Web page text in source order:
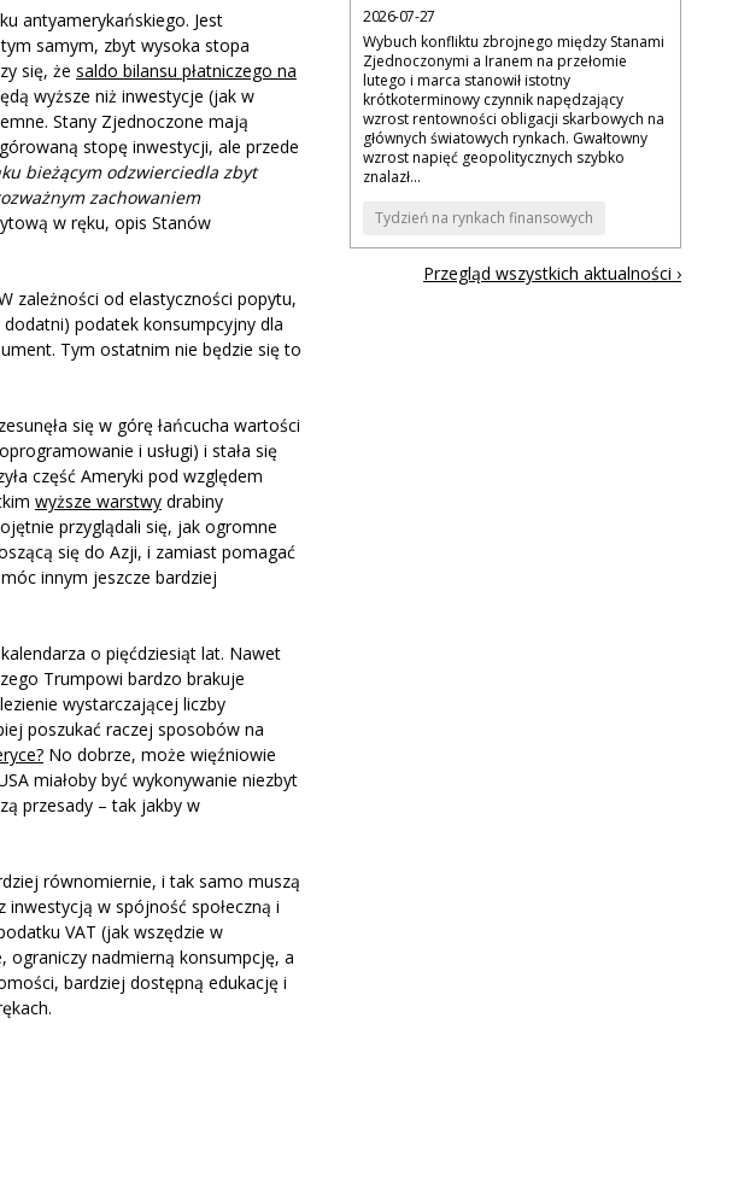
antyamerykańskiego. Jest
samym, zbyt wysoka stopa
się, że saldo bilansu płatniczego na
wyższe niż inwestycje (jak w
Stany Zjednoczone mają
stopę inwestycji, ale przede
bieżącym odzwierciedla zbyt
zachowaniem
w ręku, opis Stanów
zależności od elastyczności popytu,
dodatni) podatek konsumpcyjny dla
Tym ostatnim nie będzie się to
się w górę łańcucha wartości
i usługi) i stała się
część Ameryki pod względem
wyższe warstwy drabiny
przyglądali się, jak ogromne
się do Azji, i zamiast pomagać
innym jeszcze bardziej
o pięćdziesiąt lat. Nawet
Trumpowi bardzo brakuje
wystarczającej liczby
poszukać raczej sposobów na
No dobrze, może więźniowie
miałoby być wykonywanie niezbyt
przesady – tak jakby w
równomiernie, i tak samo muszą
w spójność społeczną i
VAT (jak wszędzie w
ograniczy nadmierną konsumpcję, a
bardziej dostępną edukację i
2026-07-27
Wybuch konfliktu zbrojnego między Stanami
Zjednoczonymi a Iranem na przełomie
lutego i marca stanowił istotny
krótkoterminowy czynnik napędzający
wzrost rentowności obligacji skarbowych na
głównych światowych rynkach. Gwałtowny
wzrost napięć geopolitycznych szybko
znalazł...
Tydzień na rynkach finansowych
Przegląd wszystkich aktualności ›